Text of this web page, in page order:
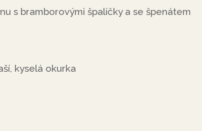
s bramborovými špalíčky a se špenátem
kyselá okurka